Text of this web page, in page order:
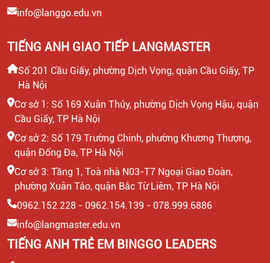
info@langgo.edu.vn
TIẾNG ANH GIAO TIẾP LANGMASTER
Số 201 Cầu Giấy, phường Dịch Vọng, quận Cầu Giấy, TP
Hà Nội
Cơ sở 1: Số 169 Xuân Thủy, phường Dịch Vọng Hậu, quận
Cầu Giấy, TP Hà Nội
Cơ sở 2: Số 179 Trường Chinh, phường Khương Thượng,
quận Đống Đa, TP Hà Nội
Cơ sở 3: Tầng 1, Toà nhà N03-T7 Ngoại Giao Đoàn,
phường Xuân Tảo, quận Bắc Từ Liêm, TP Hà Nội
0962.152.228 - 0962.154.139 - 078.999.6886
info@langmaster.edu.vn
TIẾNG ANH TRẺ EM BINGGO LEADERS